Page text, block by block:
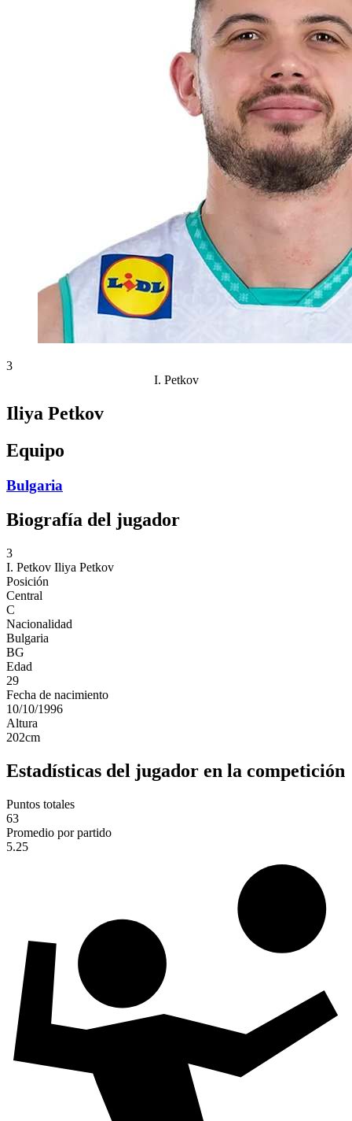
3
I. Petkov
Iliya Petkov
Equipo
Bulgaria
Biografía del jugador
3
I. Petkov Iliya Petkov
Posición
Central
C
Nacionalidad
Bulgaria
BG
Edad
29
Fecha de nacimiento
10/10/1996
Altura
202cm
Estadísticas del jugador en la competición
Puntos totales
63
Promedio por partido
5.25